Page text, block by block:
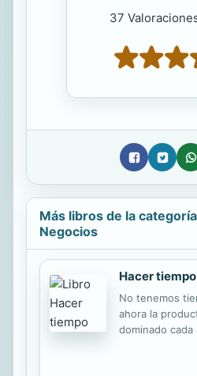
37
Más libros de la
Negocios
Hacer tiempo
No tenemos
ahora la
dominado cada
arte crítico
un tiempo que